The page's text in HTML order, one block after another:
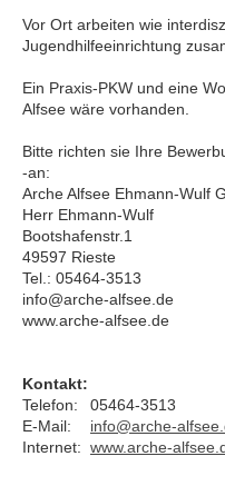
Vor Ort arbeiten wie
Jugendhilfeeinrichtung
Ein Praxis-PKW und eine
Alfsee wäre vorhanden.
Bitte richten sie Ihre
-an:
Arche Alfsee Ehmann-Wulf
Herr Ehmann-Wulf
Bootshafenstr.1
49597 Rieste
Tel.: 05464-3513
info@arche-alfsee.de
www.arche-alfsee.de
Kontakt:
Telefon:
05464-3513
E-Mail:
info@arche-
Internet: www.arche-